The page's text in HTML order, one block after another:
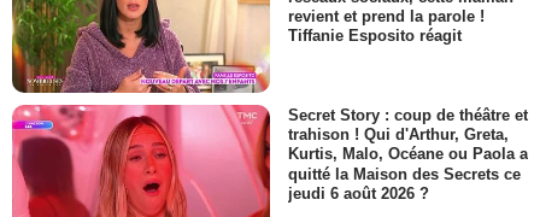
revient et prend la parole !
Tiffanie Esposito réagit
Secret Story : coup de théâtre et
trahison ! Qui d'Arthur, Greta,
Kurtis, Malo, Océane ou Paola a
quitté la Maison des Secrets ce
jeudi 6 août 2026 ?